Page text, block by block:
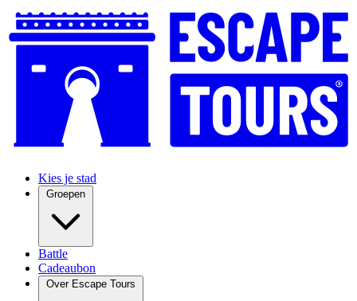
Kies je stad
Groepen
Battle
Cadeaubon
Over Escape Tours